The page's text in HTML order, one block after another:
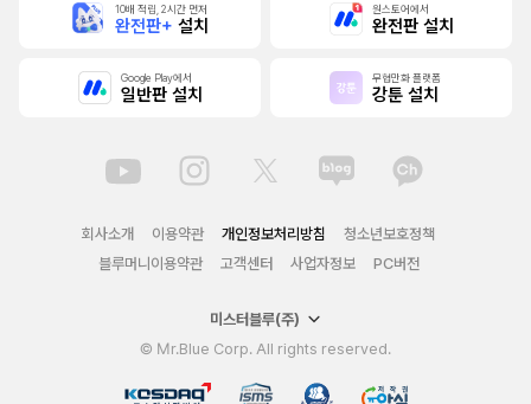
10배 적립, 2시간 먼저
완전판+ 설치
원스토어에서
완전판 설치
Google Play에서
일반판 설치
무협만화 플랫폼
강툰 설치
회사소개 이용약관 개인정보처리방침
청소년보호정책
블루머니이용약관
고객센터 사업자정보 PC버전
미스터블루(주)
© Mr.Blue Corp. All rights reserved.